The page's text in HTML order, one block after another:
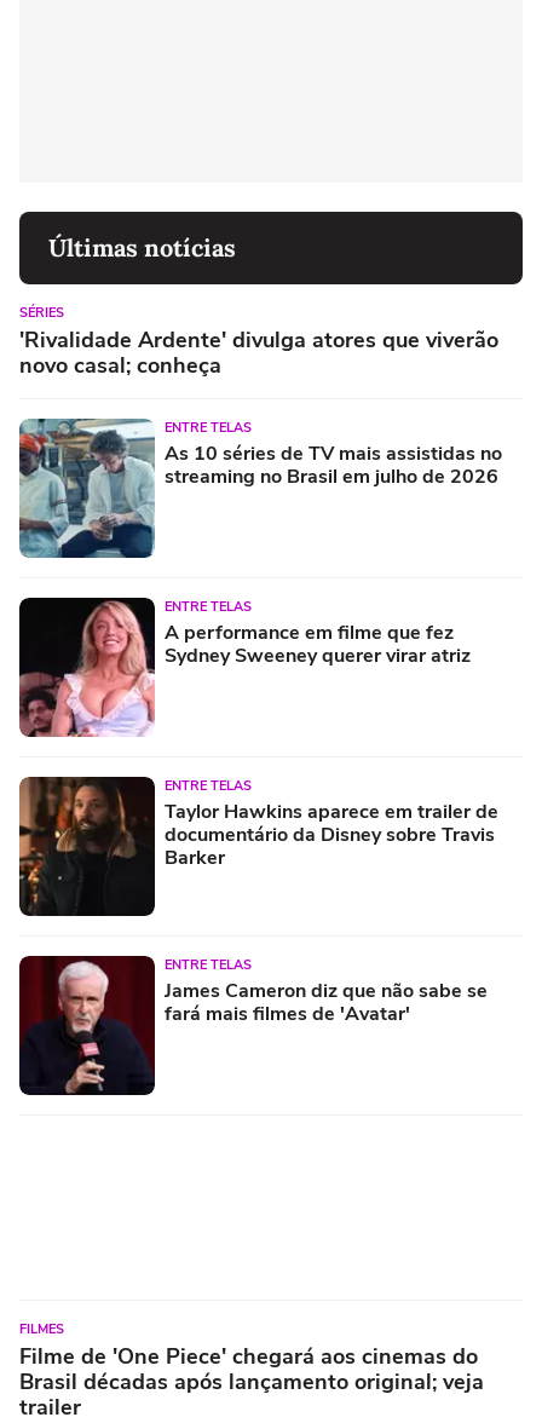
Últimas notícias
SÉRIES
'Rivalidade Ardente' divulga atores que viverão
novo casal; conheça
ENTRE TELAS
As 10 séries de TV mais assistidas no
streaming no Brasil em julho de 2026
ENTRE TELAS
A performance em filme que fez
Sydney Sweeney querer virar atriz
ENTRE TELAS
Taylor Hawkins aparece em trailer de
documentário da Disney sobre Travis
Barker
ENTRE TELAS
James Cameron diz que não sabe se
fará mais filmes de 'Avatar'
FILMES
Filme de 'One Piece' chegará aos cinemas do
Brasil décadas após lançamento original; veja
trailer